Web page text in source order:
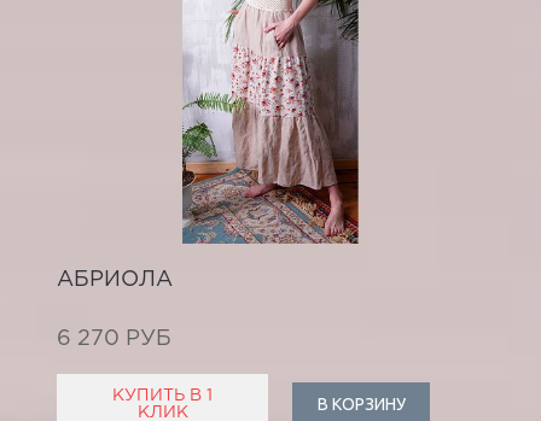
АБРИОЛА
6 270 РУБ
КУПИТЬ В 1
КЛИК
В КОРЗИНУ